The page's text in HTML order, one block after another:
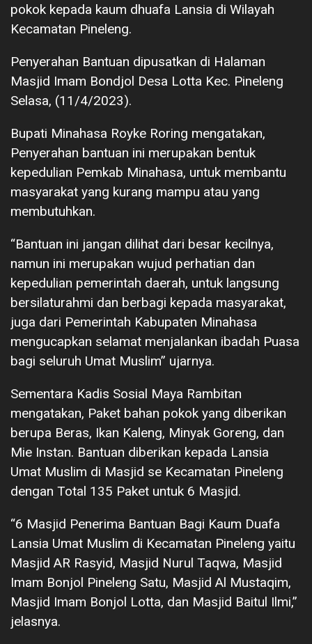
pokok kepada kaum dhuafa Lansia di Wilayah
Kecamatan Pineleng.
Penyerahan Bantuan dipusatkan di Halaman
Masjid Imam Bondjol Desa Lotta Kec. Pineleng
Selasa, (11/4/2023).
Bupati Minahasa Royke Roring mengatakan,
Penyerahan bantuan ini merupakan bentuk
kepedulian Pemkab Minahasa, untuk membantu
masyarakat yang kurang mampu atau yang
membutuhkan.
“Bantuan ini jangan dilihat dari besar kecilnya,
namun ini merupakan wujud perhatian dan
kepedulian pemerintah daerah, untuk langsung
bersilaturahmi dan berbagi kepada masyarakat,
juga dari Pemerintah Kabupaten Minahasa
mengucapkan selamat menjalankan ibadah Puasa
bagi seluruh Umat Muslim” ujarnya.
Sementara Kadis Sosial Maya Rambitan
mengatakan, Paket bahan pokok yang diberikan
berupa Beras, Ikan Kaleng, Minyak Goreng, dan
Mie Instan. Bantuan diberikan kepada Lansia
Umat Muslim di Masjid se Kecamatan Pineleng
dengan Total 135 Paket untuk 6 Masjid.
“6 Masjid Penerima Bantuan Bagi Kaum Duafa
Lansia Umat Muslim di Kecamatan Pineleng yaitu
Masjid AR Rasyid, Masjid Nurul Taqwa, Masjid
Imam Bonjol Pineleng Satu, Masjid Al Mustaqim,
Masjid Imam Bonjol Lotta, dan Masjid Baitul Ilmi,”
jelasnya.